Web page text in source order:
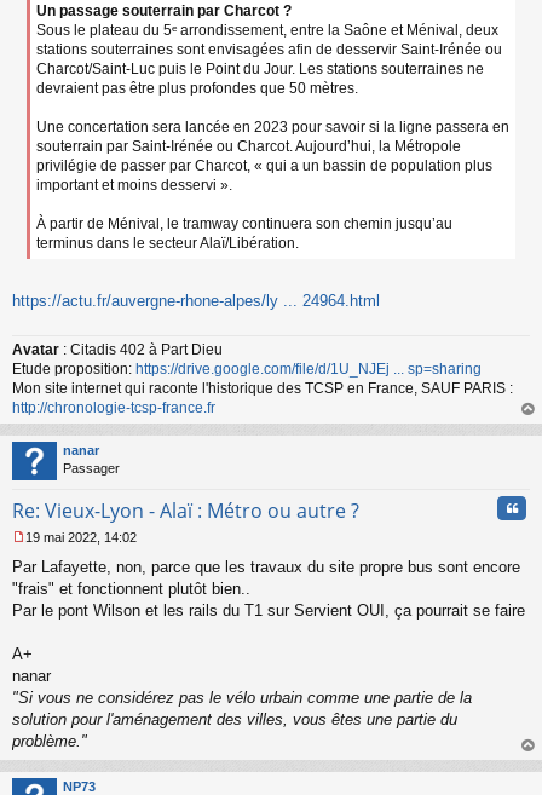
Un passage souterrain par Charcot ?
Sous le plateau du 5ᵉ arrondissement, entre la Saône et Ménival, deux
stations souterraines sont envisagées afin de desservir Saint-Irénée ou
Charcot/Saint-Luc puis le Point du Jour. Les stations souterraines ne
devraient pas être plus profondes que 50 mètres.
Une concertation sera lancée en 2023 pour savoir si la ligne passera en
souterrain par Saint-Irénée ou Charcot. Aujourd’hui, la Métropole
privilégie de passer par Charcot, « qui a un bassin de population plus
important et moins desservi ».
À partir de Ménival, le tramway continuera son chemin jusqu’au
terminus dans le secteur Alaï/Libération.
https://actu.fr/auvergne-rhone-alpes/ly ... 24964.html
Avatar : Citadis 402 à Part Dieu
Etude proposition: https://drive.google.com/file/d/1U_NJEj ... sp=sharing
Mon site internet qui raconte l'historique des TCSP en France, SAUF PARIS :
http://chronologie-tcsp-france.fr
au
nanar
Passager
Re: Vieux-Lyon - Alaï : Métro ou autre ?
e
s
s
e
n
o
n
u
19 mai 2022, 14:02
Par Lafayette, non, parce que les travaux du site propre bus sont encore
"frais" et fonctionnent plutôt bien..
Par le pont Wilson et les rails du T1 sur Servient OUI, ça pourrait se faire
A+
nanar
"Si vous ne considérez pas le vélo urbain comme une partie de la
solution pour l'aménagement des villes, vous êtes une partie du
problème."
au
NP73